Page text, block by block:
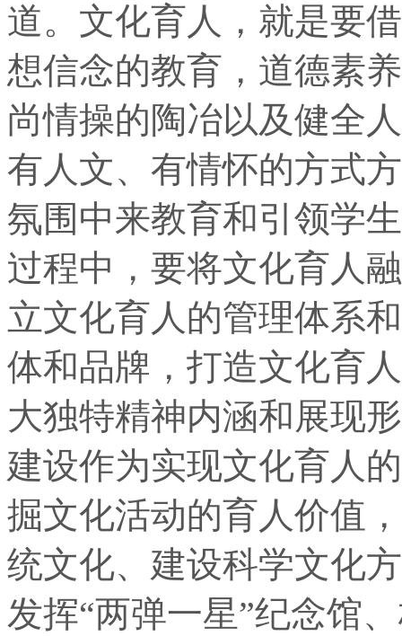
道。文化育人，就是要
想信念的教育，道德素
尚情操的陶冶以及健全
有人文、有情怀的方式
氛围中来教育和引领学
过程中，要将文化育人
立文化育人的管理体系
体和品牌，打造文化育
大独特精神内涵和展现
建设作为实现文化育人
掘文化活动的育人价值
统文化、建设科学文化
发挥“两弹一星”纪念馆